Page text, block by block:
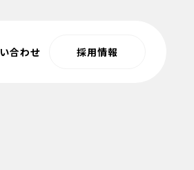
合わせ 採用情報